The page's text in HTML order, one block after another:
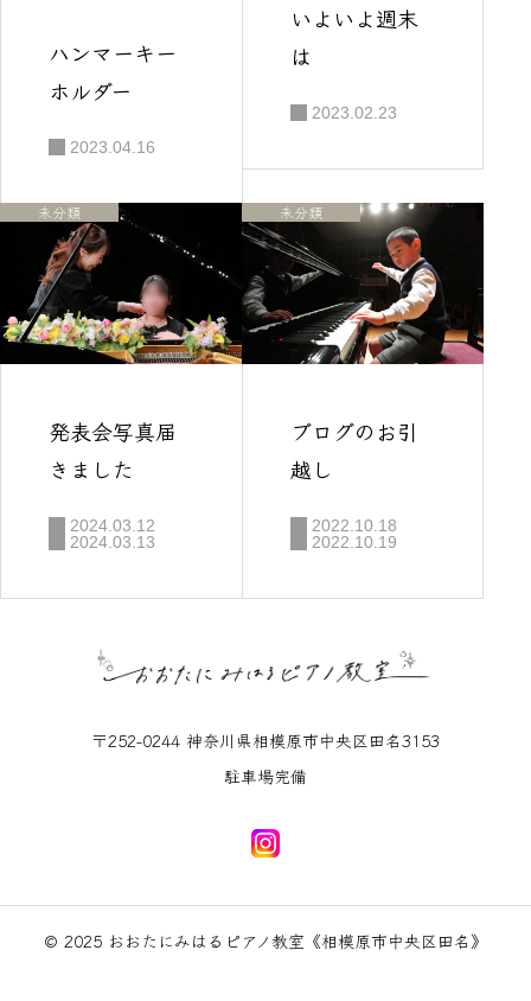
ハンマーキー
ホルダー
2023.04.16
いよいよ週末
は
2023.02.23
未分類
発表会写真届
きました
2024.03.12
2024.03.13
未分類
ブログのお引
越し
2022.10.18
2022.10.19
〒252-0244 神奈川県相模原市中央区田名3153
駐車場完備
© 2025 おおたにみはるピアノ教室《相模原市中央区田名》